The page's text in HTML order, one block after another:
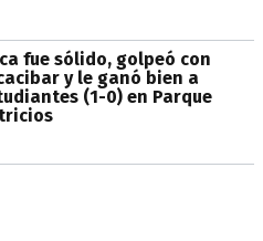
fue sólido, golpeó con
y le ganó bien a
(1-0) en Parque